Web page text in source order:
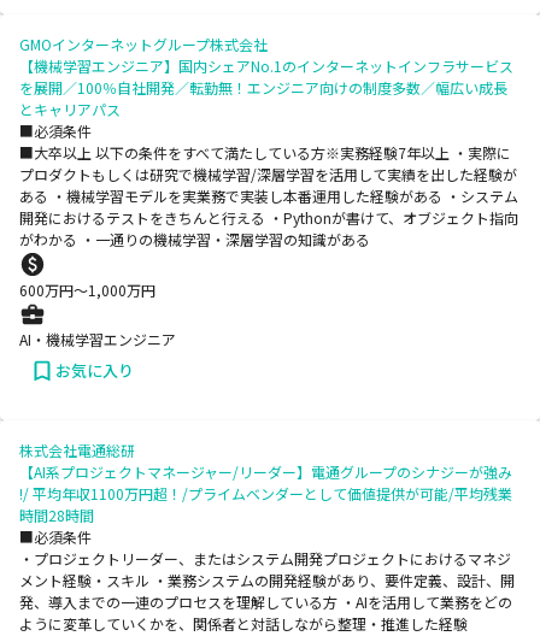
GMOインターネットグループ株式会社
【機械学習エンジニア】国内シェアNo.1のインターネットインフラサービス
を展開／100％自社開発／転勤無！エンジニア向けの制度多数／幅広い成長
とキャリアパス
■必須条件
■大卒以上 以下の条件をすべて満たしている方※実務経験7年以上 ・実際に
プロダクトもしくは研究で機械学習/深層学習を活用して実績を出した経験が
ある ・機械学習モデルを実業務で実装し本番運用した経験がある ・システム
開発におけるテストをきちんと行える ・Pythonが書けて、オブジェクト指向
がわかる ・一通りの機械学習・深層学習の知識がある
600万円〜1,000万円
AI・機械学習エンジニア
お気に入り
株式会社電通総研
【AI系プロジェクトマネージャー/リーダー】電通グループのシナジーが強み
!/ 平均年収1100万円超！/プライムベンダーとして価値提供が可能/平均残業
時間28時間
■必須条件
・プロジェクトリーダー、またはシステム開発プロジェクトにおけるマネジ
メント経験・スキル ・業務システムの開発経験があり、要件定義、設計、開
発、導入までの一連のプロセスを理解している方 ・AIを活用して業務をどの
ように変革していくかを、関係者と対話しながら整理・推進した経験